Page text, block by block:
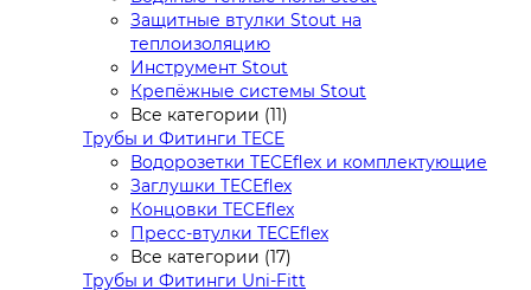
Защитные втулки Stout на
теплоизоляцию
Инструмент Stout
Крепёжные системы Stout
Все категории (11)
Трубы и Фитинги TECE
Водорозетки TECEflex и комплектующие
Заглушки TECEflex
Концовки TECEflex
Пресс-втулки TECEflex
Все категории (17)
Трубы и Фитинги Uni-Fitt